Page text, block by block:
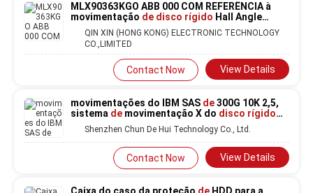
MLX90363KGO ABB 000 COM REFERÊNCIA à
movimentação de disco rígido Hall Angle
Sensor Chip do SSDde 3 linhas centrais
QIN XIN (HONG KONG) ELECTRONIC TECHNOLOGY
CO.,LIMITED
Contact Now View Details
movimentações do IBM SAS de300G 10K 2,5,
sistema de movimentação X do disco rígido
M4 90Y8913 90Y8914
Shenzhen Chun De Hui Technology Co., Ltd.
Contact Now View Details